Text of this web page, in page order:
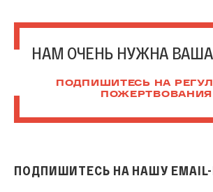
НАМ ОЧЕНЬ НУЖНА
ПОДПИШИТЕСЬ НА
ПОЖЕРТВОВАНИЯ
ПОДПИШИТЕСЬ НА НАШУ